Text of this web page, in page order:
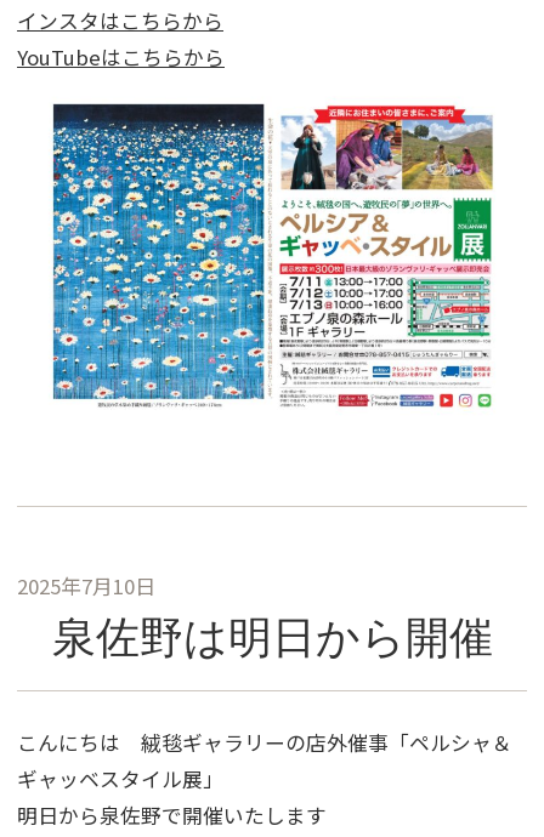
インスタはこちらから
YouTubeはこちらから
2025年7月10日
泉佐野は明日から開催
こんにちは 絨毯ギャラリーの店外催事「ペルシャ＆
ギャッベスタイル展」
明日から泉佐野で開催いたします